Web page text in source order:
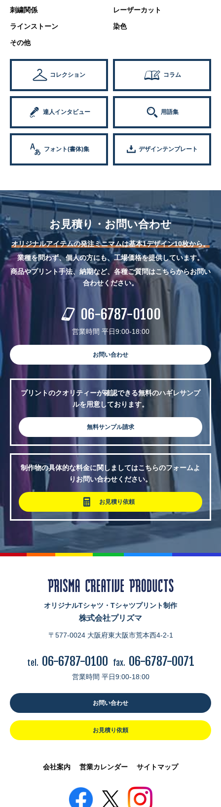
刺繍関係 レーザーカット
ラインストーン 染色
その他
コレクション コラム
達人インタビュー 用語集
フォント(書体)集 デザインテンプレート
お見積り・お問い合わせ
オリジナルアイテムの発注ミニマムは基本1デザイン10枚から。
業種を問わず、個人の方にも、工場価格を提供しています。
商品やプリント手法、納期など、各種ご質問はこちらからお問い
合わせください。
06-6787-0100
営業時間 平日9:00-18:00
お問い合わせ
プリントのクオリティーが確認できる無料のハギレサンプ
ルを用意しております。
無料サンプル請求
制作物の具体的な料金に関しましてはこちらのフォームよ
りお問い合わせください。
お見積り依頼
オリジナルTシャツ・Tシャツプリント制作
株式会社プリズマ
〒577-0024 大阪府東大阪市荒本西4-2-1
tel. 06-6787-0100 fax. 06-6787-0071
営業時間 平日9:00-18:00
お問い合わせ
お見積り依頼
会社案内 営業カレンダー サイトマップ